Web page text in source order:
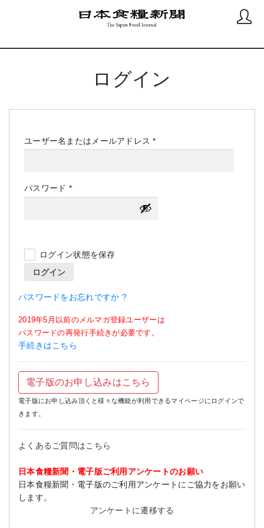
ログイン
ユーザー名またはメールアドレス*必
パスワード *必
須
ログイン状態を保存
ログイン
パスワードをお忘れですか ?
2019年5月以前のメルマガ登録ユーザーは
パスワードの再発行手続きが必要です。
手続きはこちら
電子版のお申し込みはこちら
電子版にお申し込み頂くと様々な機能が利用できるマイページにログインで
きます。
よくあるご質問はこちら
日本食糧新聞・電子版ご利用アンケートのお願い
日本食糧新聞・電子版のご利用アンケートにご協力をお願い
します。
アンケートに遷移する